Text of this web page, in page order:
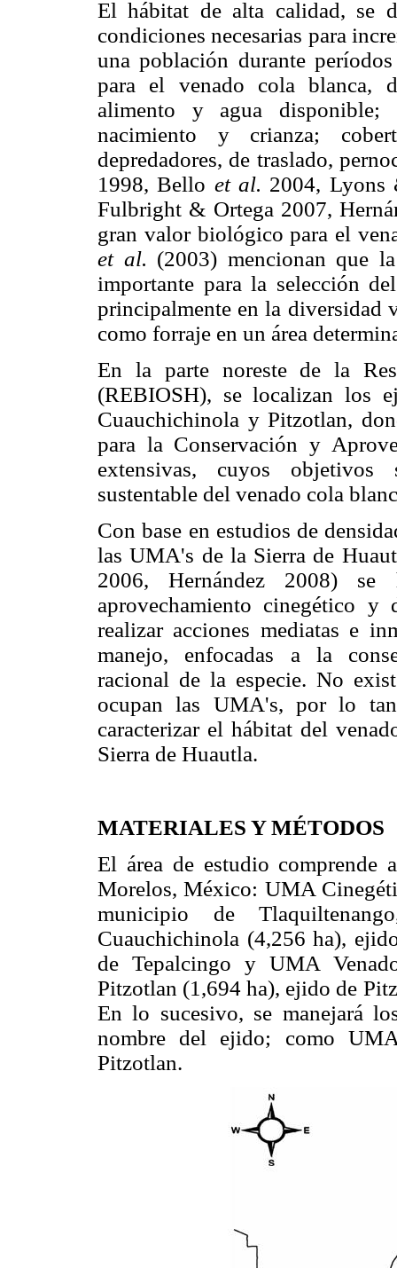
El hábitat de alta calidad, se
condiciones necesarias para
una población durante
para el venado cola blanca,
alimento y agua disponible;
nacimiento y crianza;
depredadores, de traslado,
1998, Bello et al. 2004, Lyons
Fulbright & Ortega 2007,
gran valor biológico para el
et al. (2003) mencionan que
importante para la selección
principalmente en la diversidad
como forraje en un área
En la parte noreste de la
(REBIOSH), se localizan los
Cuauchichinola y Pitzotlan,
para la Conservación y
extensivas, cuyos objetivos
sustentable del venado cola
Con base en estudios de
las UMA's de la Sierra de
2006, Hernández 2008) se
aprovechamiento cinegético y
realizar acciones mediatas e
manejo, enfocadas a la
racional de la especie. No
ocupan las UMA's, por lo
caracterizar el hábitat del
Sierra de Huautla.
MATERIALES Y MÉTODOS
El área de estudio comprende
Morelos, México: UMA
municipio de
Cuauchichinola (4,256 ha),
de Tepalcingo y UMA
Pitzotlan (1,694 ha), ejido de
En lo sucesivo, se manejará
nombre del ejido; como
Pitzotlan.